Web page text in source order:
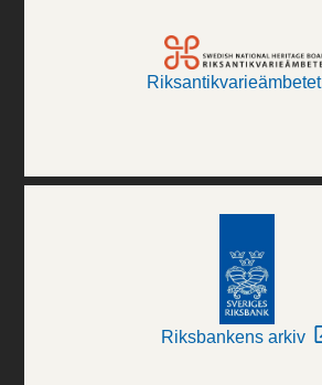
Riksantikvarieämbetet
Riksbankens arkiv